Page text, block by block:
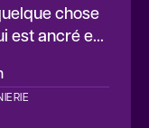
chose
est ancré en